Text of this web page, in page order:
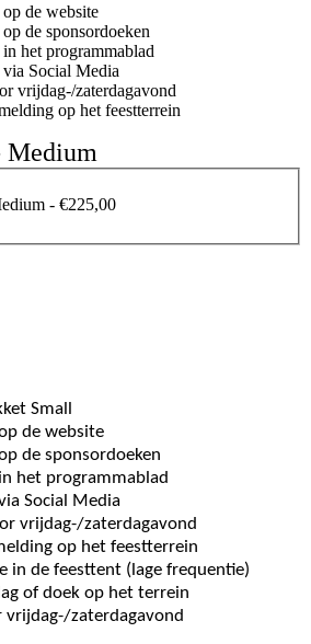
de website
de sponsordoeken
het programmablad
Social Media
vrijdag-/zaterdagavond
op het feestterrein
Medium
- €225,00
Small
de website
de sponsordoeken
het programmablad
Social Media
vrijdag-/zaterdagavond
op het feestterrein
in de feesttent (lage frequentie)
of doek op het terrein
zaterdagavond